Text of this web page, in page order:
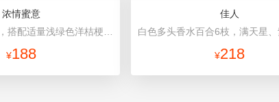
浓情蜜意
¥188
佳人
¥218